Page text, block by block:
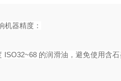
机器精度：
ISO32~68 的润滑油，避免使用含